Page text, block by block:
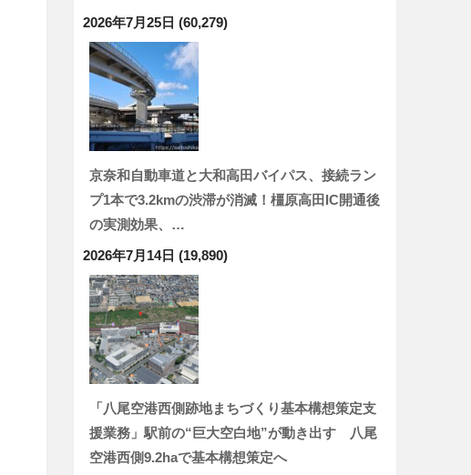
2026年7月25日 (60,279)
京奈和自動車道と大和高田バイパス、接続ラン
プ1本で3.2kmの渋滞が消滅！橿原高田IC開通後
の実測効果、…
2026年7月14日 (19,890)
「八尾空港西側跡地まちづくり基本構想策定支
援業務」駅前の“巨大空白地”が動き出す 八尾
空港西側9.2haで基本構想策定へ